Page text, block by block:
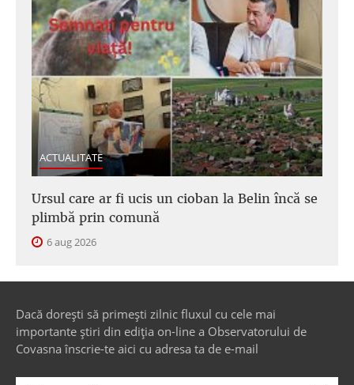
ACTUALITATE
Ursul care ar fi ucis un cioban la Belin încă se
plimbă prin comună
6 aug 2026
Dacă dorești să primești zilnic fluxul cu cele mai
importante știri din ediția on-line a Observatorului de
Covasna înscrie-te aici cu adresa ta de e-mail